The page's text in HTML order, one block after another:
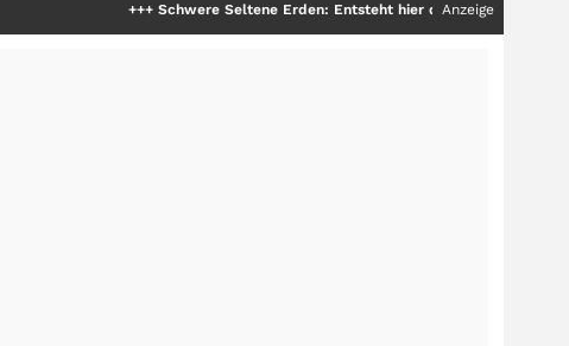
Schwere Seltene Erden: Entsteht hier die nächste Milliardenstory?
Anzeige